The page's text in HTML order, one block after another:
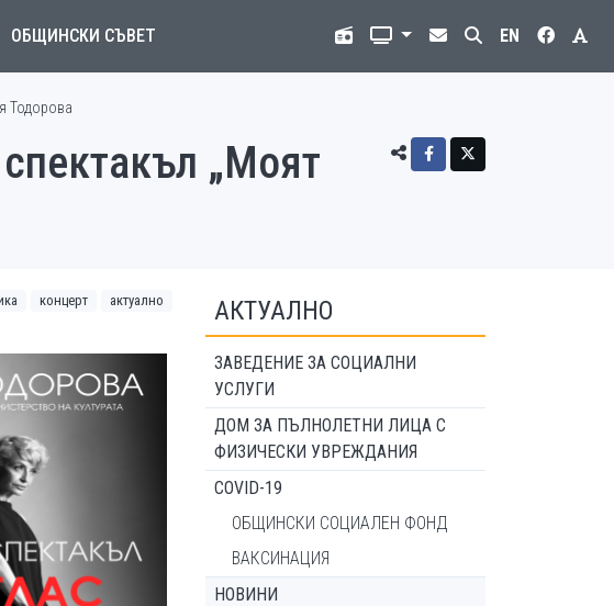
ОБЩИНСКИ СЪВЕТ EN
Тодорова
„Моят
концерт актуално АКТУАЛНО
ЗАВЕДЕНИЕ ЗА СОЦИАЛНИ
УСЛУГИ
ДОМ ЗА ПЪЛНОЛЕТНИ ЛИЦА С
ФИЗИЧЕСКИ УВРЕЖДАНИЯ
COVID-19
ОБЩИНСКИ СОЦИАЛЕН ФОНД
ВАКСИНАЦИЯ
НОВИНИ